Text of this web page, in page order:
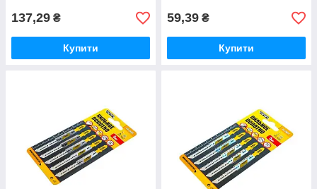
137,29 ₴
Купити
59,39 ₴
Купити